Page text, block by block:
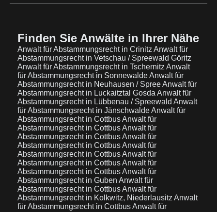
Finden Sie Anwälte in Ihrer Nähe
Anwalt für Abstammungsrecht in Crinitz Anwalt für
Abstammungsrecht in Vetschau / Spreewald Göritz
Anwalt für Abstammungsrecht in Tschernitz Anwalt
für Abstammungsrecht in SonnewaldeAnwalt für
Abstammungsrecht in Neuhausen / SpreeAnwalt für
Abstammungsrecht in Luckaitztal Gosda Anwalt für
Abstammungsrecht in Lübbenau / Spreewald Anwalt
für Abstammungsrecht in JänschwaldeAnwalt für
Abstammungsrecht in CottbusAnwalt für
Abstammungsrecht in CottbusAnwalt für
Abstammungsrecht in CottbusAnwalt für
Abstammungsrecht in CottbusAnwalt für
Abstammungsrecht in CottbusAnwalt für
Abstammungsrecht in CottbusAnwalt für
Abstammungsrecht in CottbusAnwalt für
Abstammungsrecht in Guben Anwalt für
Abstammungsrecht in CottbusAnwalt für
Abstammungsrecht in Kolkwitz, Niederlausitz Anwalt
für Abstammungsrecht in CottbusAnwalt für